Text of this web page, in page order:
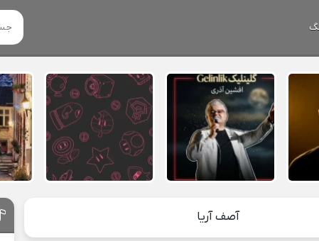
آصف آریا